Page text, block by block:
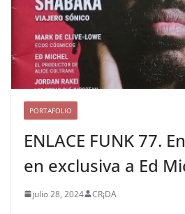
PORTAFOLIO
ENLACE FUNK 77.
en exclusiva a Ed
julio 28, 2024 CR¡DA